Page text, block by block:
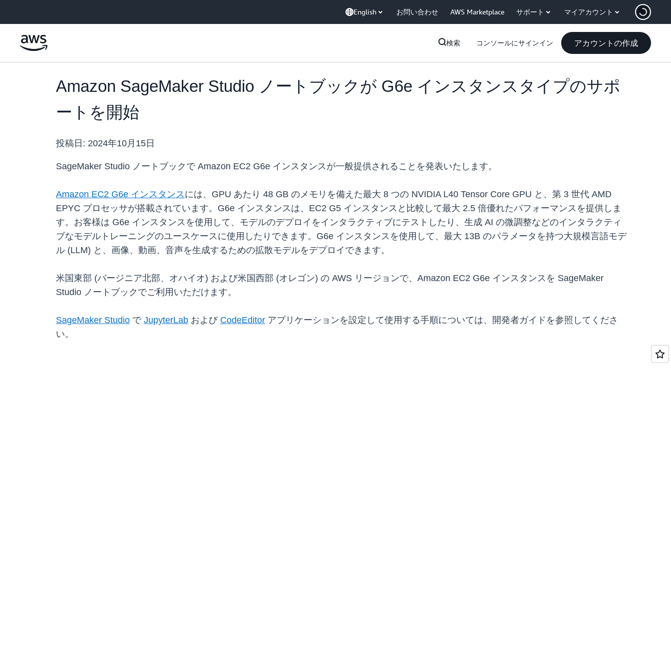
English お問い合わせ AWS Marketplace サポート マイアカウント
検索 コンソールにサインイン アカウントの作成
Amazon SageMaker Studio ノートブックが G6e インスタンスタイプのサポ
ートを開始
投稿日: 2024年10月15日
SageMaker Studio ノートブックで Amazon EC2 G6e インスタンスが一般提供されることを発表いたします。
Amazon EC2 G6e インスタンスには、GPU あたり 48 GB のメモリを備えた最大 8 つの NVIDIA L40 Tensor Core GPU と、第 3 世代 AMD
EPYC プロセッサが搭載されています。G6e インスタンスは、EC2 G5 インスタンスと比較して最大 2.5 倍優れたパフォーマンスを提供しま
す。お客様は G6e インスタンスを使用して、モデルのデプロイをインタラクティブにテストしたり、生成 AI の微調整などのインタラクティ
ブなモデルトレーニングのユースケースに使用したりできます。G6e インスタンスを使用して、最大 13B のパラメータを持つ大規模言語モデ
ル (LLM) と、画像、動画、音声を生成するための拡散モデルをデプロイできます。
米国東部 (バージニア北部、オハイオ) および米国西部 (オレゴン) の AWS リージョンで、Amazon EC2 G6e インスタンスを SageMaker
Studio ノートブックでご利用いただけます。
SageMaker Studio で JupyterLab および CodeEditor アプリケーションを設定して使用する手順については、開発者ガイドを参照してくださ
い。